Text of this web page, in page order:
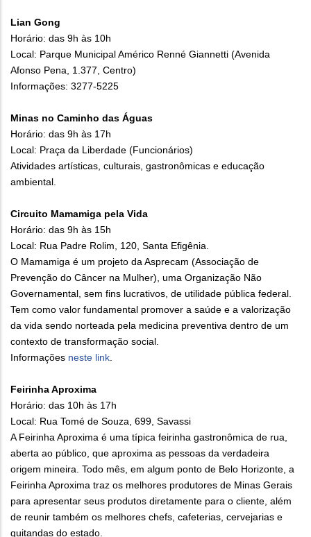
Lian Gong
Horário: das 9h às 10h
Local: Parque Municipal Américo Renné Giannetti (Avenida
Afonso Pena, 1.377, Centro)
Informações: 3277-5225
Minas no Caminho das Águas
Horário: das 9h às 17h
Local: Praça da Liberdade (Funcionários)
Atividades artísticas, culturais, gastronômicas e educação
ambiental.
Circuito Mamamiga pela Vida
Horário: das 9h às 15h
Local: Rua Padre Rolim, 120, Santa Efigênia.
O Mamamiga é um projeto da Asprecam (Associação de
Prevenção do Câncer na Mulher), uma Organização Não
Governamental, sem fins lucrativos, de utilidade pública federal.
Tem como valor fundamental promover a saúde e a valorização
da vida sendo norteada pela medicina preventiva dentro de um
contexto de transformação social.
Informações neste link.
Feirinha Aproxima
Horário: das 10h às 17h
Local: Rua Tomé de Souza, 699, Savassi
A Feirinha Aproxima é uma típica feirinha gastronômica de rua,
aberta ao público, que aproxima as pessoas da verdadeira
origem mineira. Todo mês, em algum ponto de Belo Horizonte, a
Feirinha Aproxima traz os melhores produtores de Minas Gerais
para apresentar seus produtos diretamente para o cliente, além
de reunir também os melhores chefs, cafeterias, cervejarias e
quitandas do estado.